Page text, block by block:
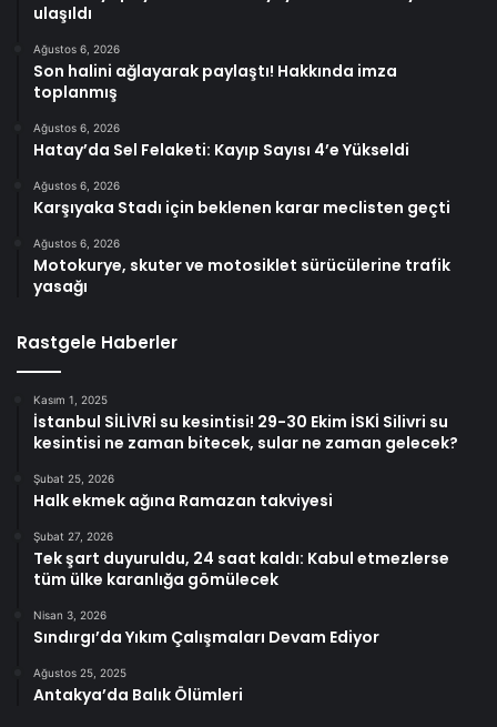
ulaşıldı
Ağustos 6, 2026
Son halini ağlayarak paylaştı! Hakkında imza
toplanmış
Ağustos 6, 2026
Hatay’da Sel Felaketi: Kayıp Sayısı 4’e Yükseldi
Ağustos 6, 2026
Karşıyaka Stadı için beklenen karar meclisten geçti
Ağustos 6, 2026
Motokurye, skuter ve motosiklet sürücülerine trafik
yasağı
Rastgele Haberler
Kasım 1, 2025
İstanbul SİLİVRİ su kesintisi! 29-30 Ekim İSKİ Silivri su
kesintisi ne zaman bitecek, sular ne zaman gelecek?
Şubat 25, 2026
Halk ekmek ağına Ramazan takviyesi
Şubat 27, 2026
Tek şart duyuruldu, 24 saat kaldı: Kabul etmezlerse
tüm ülke karanlığa gömülecek
Nisan 3, 2026
Sındırgı’da Yıkım Çalışmaları Devam Ediyor
Ağustos 25, 2025
Antakya’da Balık Ölümleri